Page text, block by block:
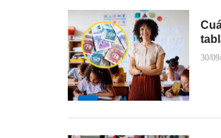
30/